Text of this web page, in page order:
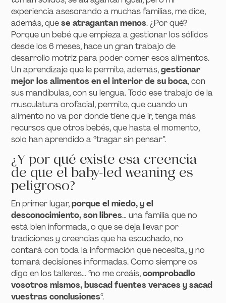
experiencia asesorando a muchas familias, me dice,
además, quese atragantan menos. ¿Por qué?
Porque un bebé que empieza a gestionar los sólidos
desde los 6 meses, hace un gran trabajo de
desarrollo motriz para poder comer esos alimentos.
Un aprendizaje que le permite, además,gestionar
mejor los alimentos en el interior de su boca, con
sus mandíbulas, con su lengua. Todo ese trabajo de la
musculatura orofacial, permite, que cuando un
alimento no va por donde tiene que ir, tenga más
recursos que otros bebés, que hasta el momento,
solo han aprendido a “tragar sin pensar”.
¿Y por qué existe esa creencia
de que el baby-led weaning es
peligroso?
En primer lugar,porque el miedo, y el
desconocimiento, son libres… una familia que no
está bien informada, o que se deja llevar por
tradiciones y creencias que ha escuchado, no
contará con toda la información que necesita, y no
tomará decisiones informadas. Como siempre os
digo en los talleres… “no me creáis,comprobadlo
vosotros mismos, buscad fuentes veraces y sacad
vuestras conclusiones“.